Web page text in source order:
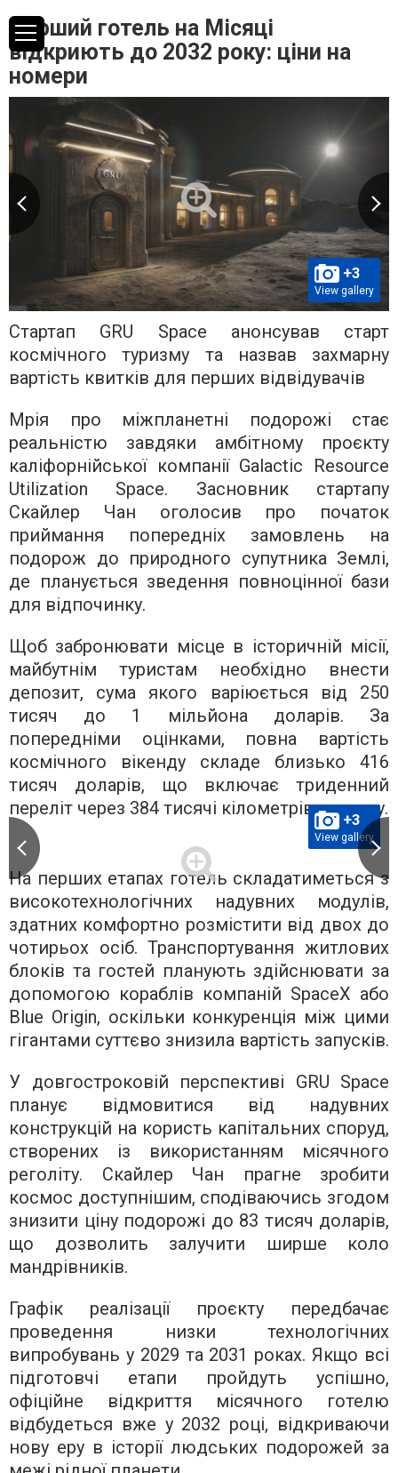
Перший готель на Місяці
відкриють до 2032 року: ціни на
номери
+3
View gallery
Стартап GRU Space анонсував старт
космічного туризму та назвав захмарну
вартість квитків для перших відвідувачів
Мрія про міжпланетні подорожі стає
реальністю завдяки амбітному проєкту
каліфорнійської компанії Galactic Resource
Utilization Space. Засновник стартапу
Скайлер Чан оголосив про початок
приймання попередніх замовлень на
подорож до природного супутника Землі,
де планується зведення повноцінної бази
для відпочинку.
Щоб забронювати місце в історичній місії,
майбутнім туристам необхідно внести
депозит, сума якого варіюється від 250
тисяч до 1 мільйона доларів. За
попередніми оцінками, повна вартість
космічного вікенду складе близько 416
тисяч доларів, що включає триденний
переліт через 384 тисячі кілометрів вакууму.
+3
View gallery
На перших етапах готель складатиметься з
високотехнологічних надувних модулів,
здатних комфортно розмістити від двох до
чотирьох осіб. Транспортування житлових
блоків та гостей планують здійснювати за
допомогою кораблів компаній SpaceX або
Blue Origin, оскільки конкуренція між цими
гігантами суттєво знизила вартість запусків.
У довгостроковій перспективі GRU Space
планує відмовитися від надувних
конструкцій на користь капітальних споруд,
створених із використанням місячного
реголіту. Скайлер Чан прагне зробити
космос доступнішим, сподіваючись згодом
знизити ціну подорожі до 83 тисяч доларів,
що дозволить залучити ширше коло
мандрівників.
Графік реалізації проєкту передбачає
проведення низки технологічних
випробувань у 2029 та 2031 роках. Якщо всі
підготовчі етапи пройдуть успішно,
офіційне відкриття місячного готелю
відбудеться вже у 2032 році, відкриваючи
нову еру в історії людських подорожей за